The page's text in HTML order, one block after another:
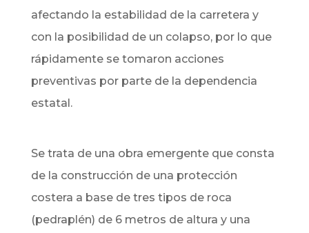
afectando la estabilidad de la carretera y
con la posibilidad de un colapso, por lo que
rápidamente se tomaron acciones
preventivas por parte de la dependencia
estatal.
Se trata de una obra emergente que consta
de la construcción de una protección
costera a base de tres tipos de roca
(pedraplén) de 6 metros de altura y una